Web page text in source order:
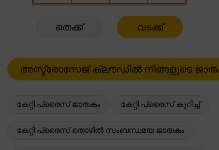
തെക്ക് വടക്ക്
കേറ്റി പ്രൈസ് ജാതകം കേറ്റി പ്രൈസ് കുറിച്ച്
കേറ്റി പ്രൈസ് തൊഴിൽ സംബന്ധമയ ജാതകം